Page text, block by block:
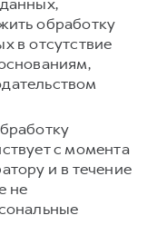
обработку
в отсутствие
с момента
и в течение
не